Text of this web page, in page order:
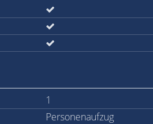
1
Personenaufzug